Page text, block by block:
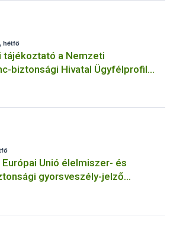
hétfő
tájékoztató a Nemzeti
biztonsági Hivatal Ügyfélprofil
témakörben
eljárásaihoz kapcsolódó
Unió élelmiszer- és
gyorsveszély-jelző
éves jelentése